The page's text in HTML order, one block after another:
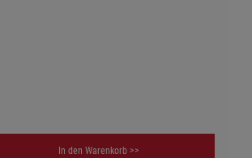
In den Warenkorb >>